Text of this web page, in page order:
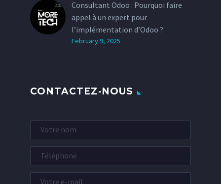
Consultant Odoo : Pourquoi faire
appel à un expert pour
l’implémentation d’Odoo ?
February 9, 2025
CONTACTEZ-NOUS